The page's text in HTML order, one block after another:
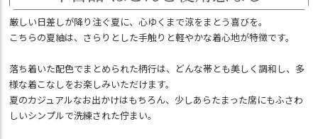
厳しい日差しが降り注ぐ夏に、心ゆくまで涼をまとう喜びを。
こちらの夏紬は、さらりとした手触りと軽やかな着心地が特徴です。
落ち着いた配色でまとめられた柄行は、どんな帯とも美しく調和し、多
様な着こなしをお楽しみいただけます。
夏のカジュアルなお出かけはもちろん、少しあらたまった席にもふさわ
しいシンプルで洗練された佇まい。